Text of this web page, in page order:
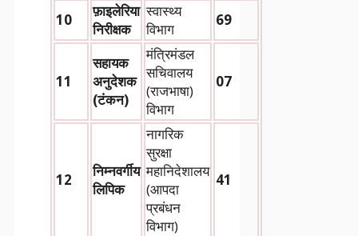
10
फ़ाइलेरिया
निरीक्षक
स्वास्थ्य
विभाग
69
11
सहायक
अनुदेशक
(टंकन)
मंत्रिमंडल
सचिवालय
(राजभाषा)
विभाग
07
12
निम्नवर्गीय
लिपिक
नागरिक
सुरक्षा
महानिदेशालय
(आपदा
प्रबंधन
विभाग)
41